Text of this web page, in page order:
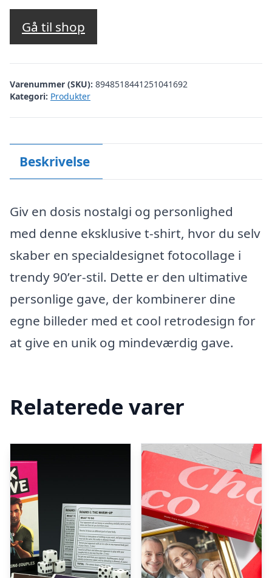
Gå til shop
Varenummer (SKU): 8948518441251041692
Kategori: Produkter
Beskrivelse
Giv en dosis nostalgi og personlighed
med denne eksklusive t-shirt, hvor du selv
skaber en specialdesignet fotocollage i
trendy 90’er-stil. Dette er den ultimative
personlige gave, der kombinerer dine
egne billeder med et cool retrodesign for
at give en unik og mindeværdig gave.
Relaterede varer